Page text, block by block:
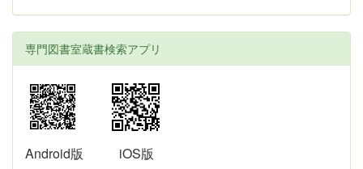
専門図書室蔵書検索アプリ
Android版 iOS版